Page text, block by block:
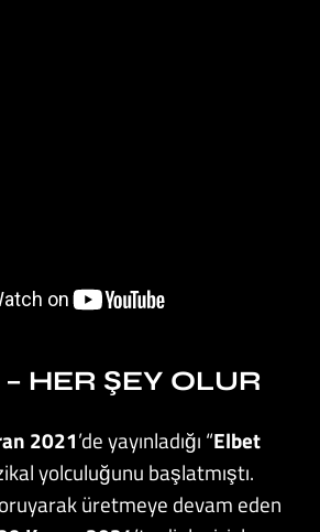
HER ŞEY OLUR
2021’de yayınladığı “Elbet
yolculuğunu başlatmıştı.
üretmeye devam eden